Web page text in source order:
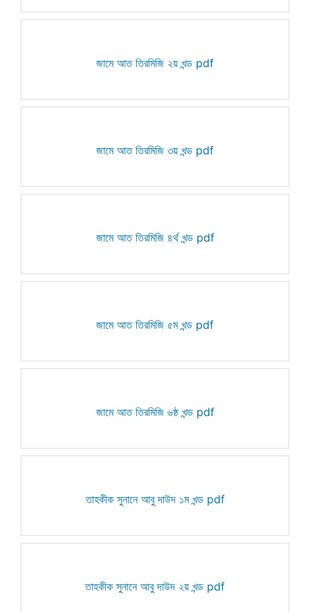
জামে আত তিরমিজি ২য় খন্ড pdf
জামে আত তিরমিজি ৩য় খন্ড pdf
জামে আত তিরমিজি ৪র্থ খন্ড pdf
জামে আত তিরমিজি ৫ম খন্ড pdf
জামে আত তিরমিজি ৬ষ্ঠ খন্ড pdf
তাহকীক সুনানে আবু দাউদ ১ম খন্ড pdf
তাহকীক সুনানে আবু দাউদ ২য় খন্ড pdf